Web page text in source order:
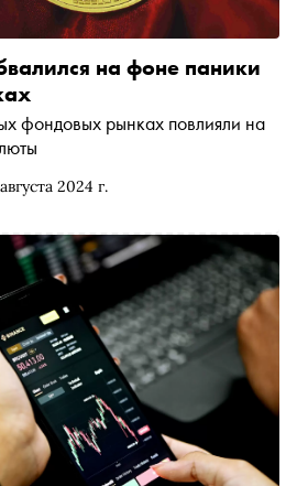
2024 г.
на фоне паники
фондовых рынках повлияли на